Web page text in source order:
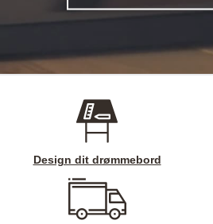
Design dit drømmebord